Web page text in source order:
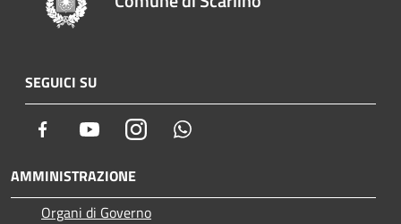
SEGUICI SU
Facebook YoutubeInstagram
AMMINISTRAZIONE
Organi di Governo